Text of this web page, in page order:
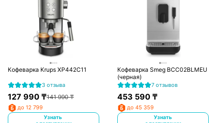
Кофеварка Krups XP442C11
3 отзыва
127 990₸141 990₸
до 12 799
Узнать
Кофеварка Smeg BCC02BLMEU
(черная)
7 отзывов
453 590 ₸
до 45 359
Узнать